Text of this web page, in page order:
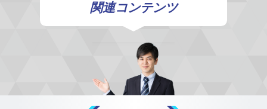
関連コンテンツ